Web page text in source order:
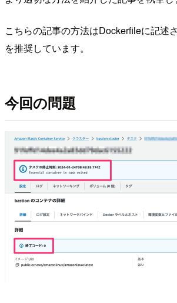
こちらの記事の方法はDockerfileに記述
を推奨しています。
今回の問題